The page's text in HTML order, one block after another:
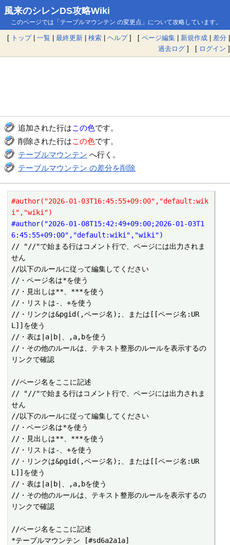
風来のシレンDS攻略Wiki
このページでは「テーブルマウンテン の変更点」について攻略しています。
[ トップ| 一覧 | 最終更新 | 検索 | ヘルプ] [ ページ編集 | 新規作成 | 差分 |
過去ログ ] [ ログイン ]
追加された行はこの色です。
削除された行はこの色です。
テーブルマウンテン へ行く。
テーブルマウンテン の差分を削除
#author("2026-01-03T16:45:55+09:00","default:wik
i","wiki")
#author("2026-01-08T15:42:49+09:00;2026-01-03T1
6:45:55+09:00","default:wiki","wiki")
// "//"で始まる行はコメント行で、ページには出力されま
せん
//以下のルールに従って編集してください
//・ページ名は*を使う
//・見出しは**、***を使う
//・リストは-、+を使う
//・リンクは&pgid(,ページ名);、または[[ページ名:UR
L]]を使う
//・表は|a|b|、,a,bを使う
//・その他のルールは、テキスト整形のルールを表示するの
リンクで確認
//ページ名をここに記述
// "//"で始まる行はコメント行で、ページには出力されま
せん
//以下のルールに従って編集してください
//・ページ名は*を使う
//・見出しは**、***を使う
//・リストは-、+を使う
//・リンクは&pgid(,ページ名);、または[[ページ名:UR
L]]を使う
//・表は|a|b|、,a,bを使う
//・その他のルールは、テキスト整形のルールを表示するの
リンクで確認
//ページ名をここに記述
*テーブルマウンテン [#sd6a2a1a]